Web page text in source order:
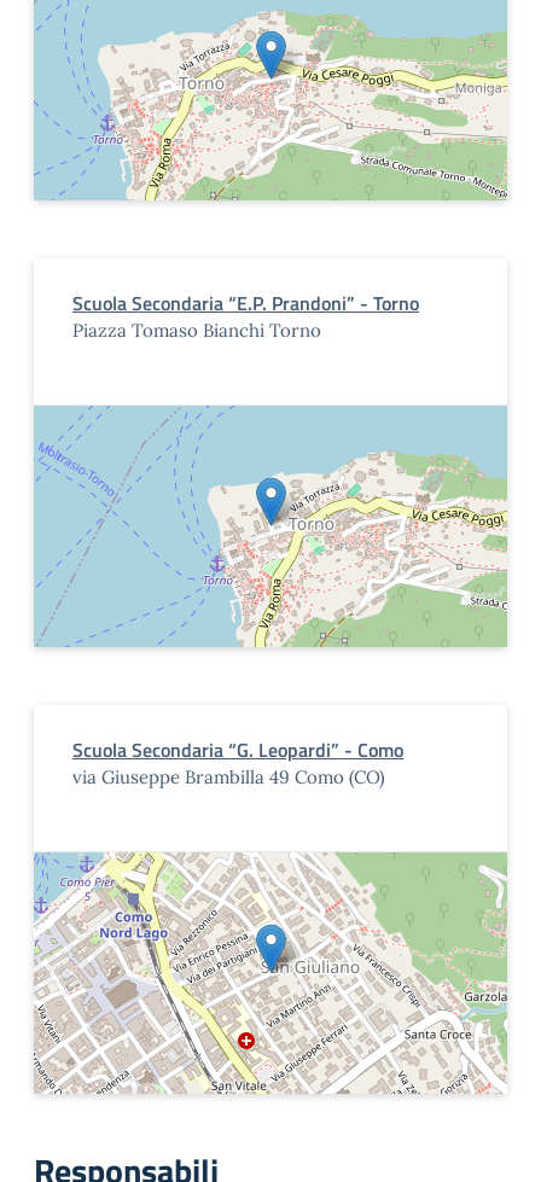
Scuola Secondaria “E.P. Prandoni” - Torno
Piazza Tomaso Bianchi Torno
Scuola Secondaria “G. Leopardi” - Como
via Giuseppe Brambilla 49 Como (CO)
Responsabili